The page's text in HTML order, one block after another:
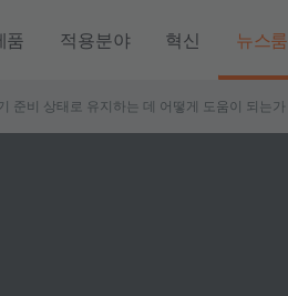
품 적용분야 혁신 뉴스룸
준비 상태로 유지하는 데 어떻게 도움이 되는가